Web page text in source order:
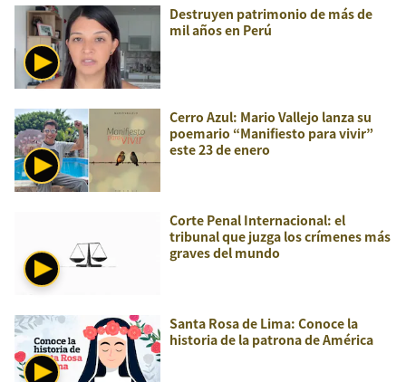
Destruyen patrimonio de más de
mil años en Perú
Cerro Azul: Mario Vallejo lanza su
poemario “Manifiesto para vivir”
este 23 de enero
Corte Penal Internacional: el
tribunal que juzga los crímenes más
graves del mundo
Santa Rosa de Lima: Conoce la
historia de la patrona de América